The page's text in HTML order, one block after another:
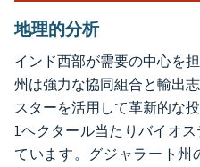
地理的分析
インド西部が需要の中心を
州は強力な協同組合と輸出
スターを活用して革新的な
1ヘクタール当たりバイオ
ています。グジャラート州